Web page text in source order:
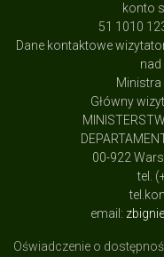
konto
51 1010
Dane kontaktowe
nad
Główny
00-922
tel.
email:
Oświadczenie o